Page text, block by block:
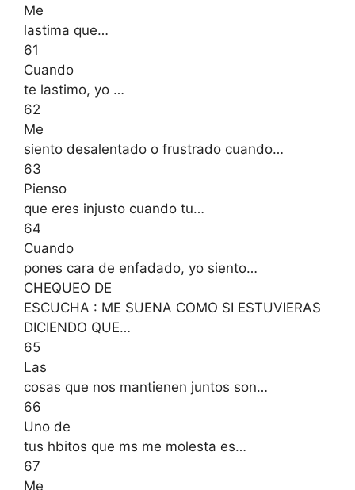
Me
lastima que…
61
Cuando
te lastimo, yo …
62
Me
siento desalentado o frustrado cuando…
63
Pienso
que eres injusto cuando tu…
64
Cuando
pones cara de enfadado, yo siento…
CHEQUEO DE
ESCUCHA : ME SUENA COMO SI ESTUVIERAS
DICIENDO QUE…
65
Las
cosas que nos mantienen juntos son…
66
Uno de
tus hbitos que ms me molesta es…
67
Me